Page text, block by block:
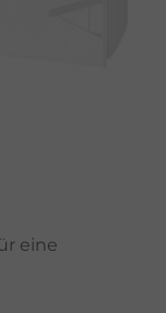
eine